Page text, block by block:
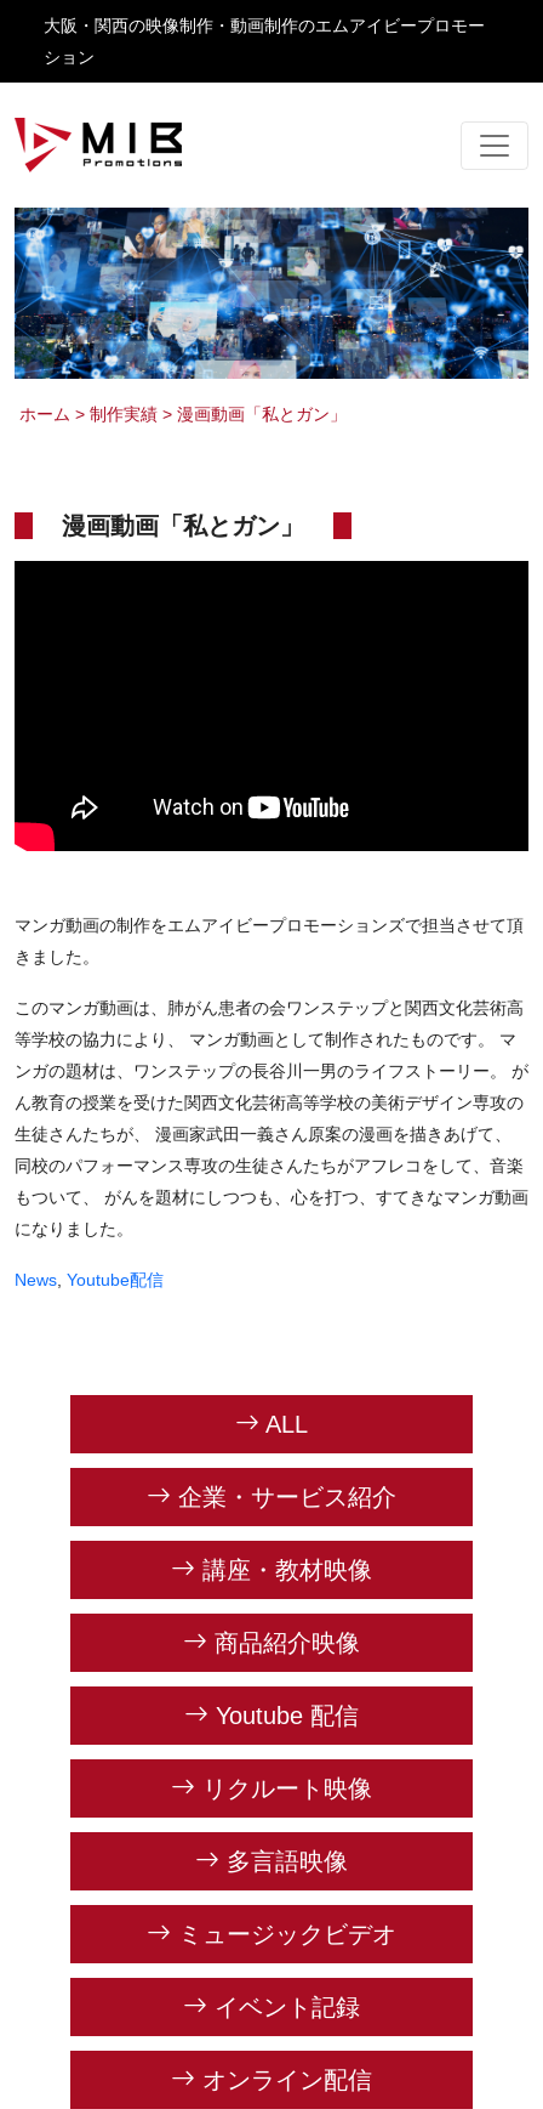
大阪・関西の映像制作・動画制作のエムアイビープロモー
ション
ホーム > 制作実績 > 漫画動画「私とガン」
漫画動画「私とガン」
マンガ動画の制作をエムアイビープロモーションズで担当させて頂
きました。
このマンガ動画は、肺がん患者の会ワンステップと関西文化芸術高
等学校の協力により、 マンガ動画として制作されたものです。 マ
ンガの題材は、ワンステップの長谷川一男のライフストーリー。 が
ん教育の授業を受けた関西文化芸術高等学校の美術デザイン専攻の
生徒さんたちが、 漫画家武田一義さん原案の漫画を描きあげて、
同校のパフォーマンス専攻の生徒さんたちがアフレコをして、音楽
もついて、 がんを題材にしつつも、心を打つ、すてきなマンガ動画
になりました。
News Youtube配信
ALL
企業・サービス紹介
講座・教材映像
商品紹介映像
Youtube 配信
リクルート映像
多言語映像
ミュージックビデオ
イベント記録
オンライン配信